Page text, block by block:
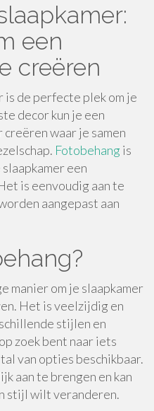
een
creëren
is de perfecte plek om je
decor kun je een
waar je samen
Fotobehang is
een
is eenvoudig aan te
aangepast aan
manier om je slaapkamer
Het is veelzijdig en
stijlen en
zoek bent naar iets
van opties beschikbaar.
aan te brengen en kan
stijl wilt veranderen.